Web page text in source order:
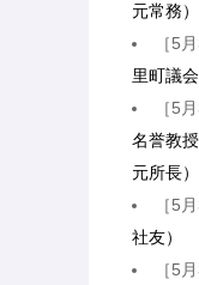
元常務）
［5
里町議会
［5
名誉教
元所長）
［5
社友）
［5